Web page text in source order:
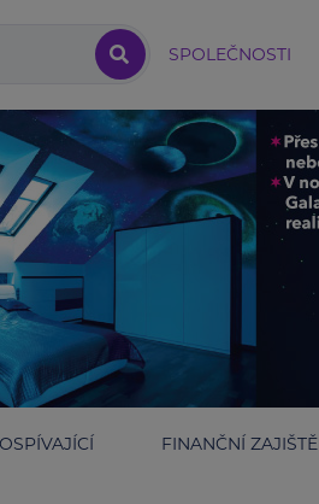
SPOLEČNOSTI
FINANČNÍ